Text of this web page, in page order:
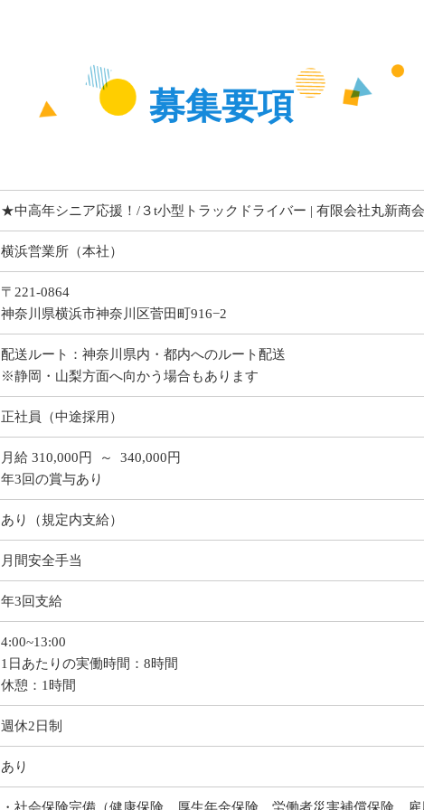
募集要項
★中高年シニア応援！/３t小型トラックドライバー | 有限会社丸新商会
横浜営業所（本社）
〒221-0864
神奈川県横浜市神奈川区菅田町916−2
配送ルート：神奈川県内・都内へのルート配送
※静岡・山梨方面へ向かう場合もあります
正社員（中途採用）
月給 310,000円 ～ 340,000円
年3回の賞与あり
あり（規定内支給）
月間安全手当
年3回支給
4:00~13:00
1日あたりの実働時間：8時間
休憩：1時間
週休2日制
あり